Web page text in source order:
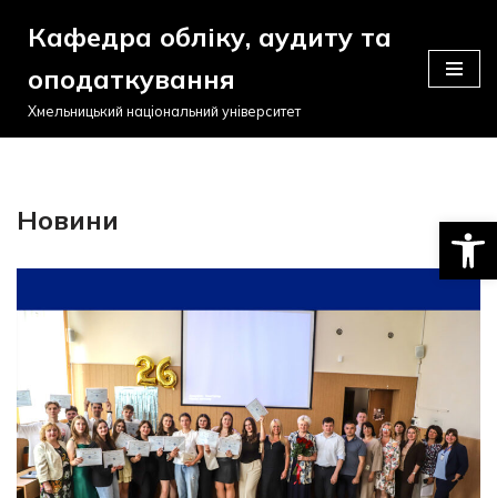
Перейти
до
вмісту
Кафедра обліку, аудиту та
оподаткування
Хмельницький національний університет
Новини